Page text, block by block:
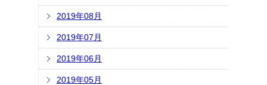
2019年08月
2019年07月
2019年06月
2019年05月